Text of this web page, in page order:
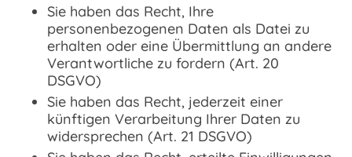
Sie haben das Recht, Ihre
personenbezogenen Daten als Datei zu
erhalten oder eine Übermittlung an andere
Verantwortliche zu fordern (Art. 20
DSGVO)
Sie haben das Recht, jederzeit einer
künftigen Verarbeitung Ihrer Daten zu
widersprechen (Art. 21 DSGVO)